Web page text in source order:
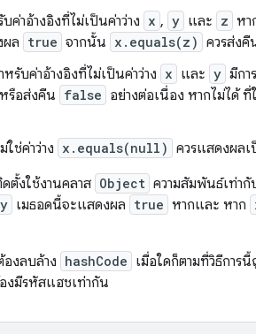
บค่าอ้างอิงที่ไม่เป็นค่าว่าง x , y และ z หา
ล true จากนั้น x.equals(z) ควรส่งคื
หรับค่าอ้างอิงที่ไม่เป็นค่าว่าง x และ y มีกา
รือส่งคืน false อย่างต่อเนื่อง หากไม่ได้
ใช่ค่าว่าง x.equals(null) ควรแสดงผล
ตั้งใช้งานคลาส Object ความสัมพันธ์เท่า
y เมธอดนี้จะแสดงผล true หากและ หาก
องลบล้าง hashCode เมื่อใดก็ตามที่วิธีการ
งมีรหัสแฮชเท่ากัน